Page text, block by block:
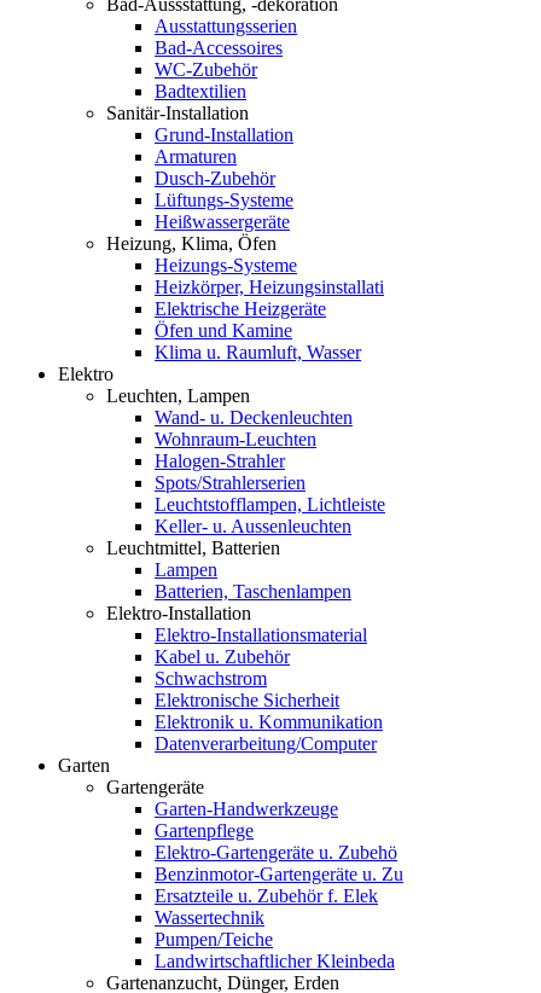
Bad-Aussstattung, -dekoration
Ausstattungsserien
Bad-Accessoires
WC-Zubehör
Badtextilien
Sanitär-Installation
Grund-Installation
Armaturen
Dusch-Zubehör
Lüftungs-Systeme
Heißwassergeräte
Heizung, Klima, Öfen
Heizungs-Systeme
Heizkörper, Heizungsinstallati
Elektrische Heizgeräte
Öfen und Kamine
Klima u. Raumluft, Wasser
Elektro
Leuchten, Lampen
Wand- u. Deckenleuchten
Wohnraum-Leuchten
Halogen-Strahler
Spots/Strahlerserien
Leuchtstofflampen, Lichtleiste
Keller- u. Aussenleuchten
Leuchtmittel, Batterien
Lampen
Batterien, Taschenlampen
Elektro-Installation
Elektro-Installationsmaterial
Kabel u. Zubehör
Schwachstrom
Elektronische Sicherheit
Elektronik u. Kommunikation
Datenverarbeitung/Computer
Garten
Gartengeräte
Garten-Handwerkzeuge
Gartenpflege
Elektro-Gartengeräte u. Zubehö
Benzinmotor-Gartengeräte u. Zu
Ersatzteile u. Zubehör f. Elek
Wassertechnik
Pumpen/Teiche
Landwirtschaftlicher Kleinbeda
Gartenanzucht, Dünger, Erden